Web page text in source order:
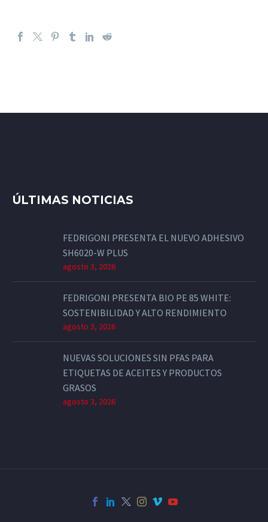
ÚLTIMAS NOTICIAS
FEDRIGONI PRESENTA EL NUEVO ADHESIVO
SH6020-W PLUS
agosto 3, 2026
FEDRIGONI PRESENTA BIO PE 85 WHITE:
SOSTENIBILIDAD Y ALTO RENDIMIENTO
agosto 3, 2026
NUEVAS SOLUCIONES SIN PFAS PARA
ETIQUETAS DE ACEITES Y PRODUCTOS
GRASOS
agosto 3, 2026